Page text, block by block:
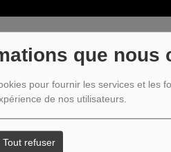
que nous
pour fournir les services et les
de nos utilisateurs.
Tout refuser
responsable de l'enseigne Afflelou à